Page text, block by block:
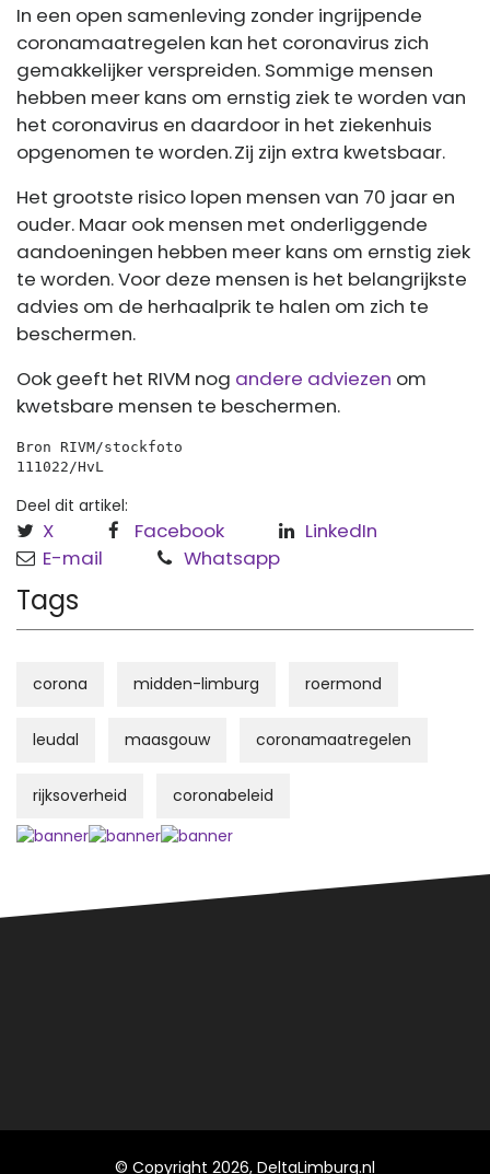
In een open samenleving zonder ingrijpende
coronamaatregelen kan het coronavirus zich
gemakkelijker verspreiden. Sommige mensen
hebben meer kans om ernstig ziek te worden van
het coronavirus en daardoor in het ziekenhuis
opgenomen te worden. Zij zijn extra kwetsbaar.
Het grootste risico lopen mensen van 70 jaar en
ouder. Maar ook mensen met onderliggende
aandoeningen hebben meer kans om ernstig ziek
te worden. Voor deze mensen is het belangrijkste
advies om de herhaalprik te halen om zich te
beschermen.
Ook geeft het RIVM nog andere adviezen om
kwetsbare mensen te beschermen.
Bron RIVM/stockfoto
111022/HvL
Deel dit artikel:
X Facebook
LinkedIn
E-mail
Whatsapp
Tags
corona midden-limburg roermond
leudal maasgouw coronamaatregelen
rijksoverheid coronabeleid
© Copyright 2026, DeltaLimburg.nl